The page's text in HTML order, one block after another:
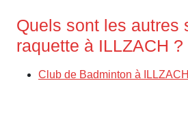
Quels sont les autres
raquette à ILLZACH ?
Club de Badminton à ILLZACH